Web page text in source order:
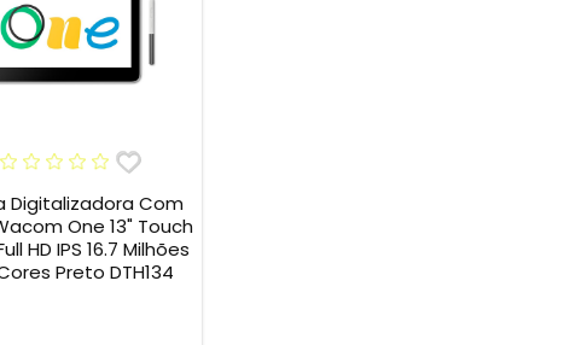
Digitalizadora Com
One 13" Touch
HD IPS 16.7 Milhões
Preto DTH134